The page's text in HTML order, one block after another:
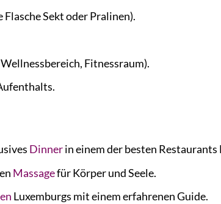
Flasche Sekt oder Pralinen).
Fitnessraum).
Dinnerin einem der besten Restaurants
Massagefür Körper und Seele.
Luxemburgs mit einem erfahrenen Guide.